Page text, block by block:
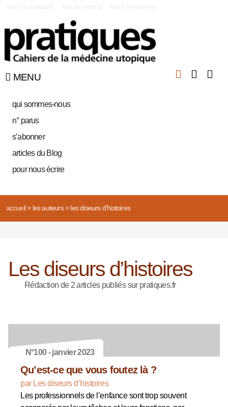
MENU
qui sommes-nous
n° parus
s’abonner
articles du Blog
pour nous écrire
accueil> les auteurs> les diseurs d’histoires
Les diseurs d’histoires
Rédaction de 2 articles publiés sur pratiques.fr
N°100 - janvier 2023
Qu’est-ce que vous foutez là ?
par Les diseurs d’histoires
Les professionnels de l’enfance sont trop souvent